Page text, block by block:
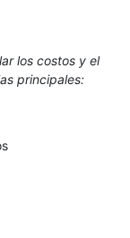
los costos y el
principales: